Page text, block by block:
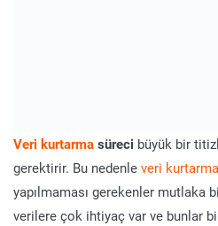
Veri kurtarma süreci büyük bir
gerektirir. Bu nedenle veri kurtarma
yapılmaması gerekenler mutlaka
verilere çok ihtiyaç var ve bunlar